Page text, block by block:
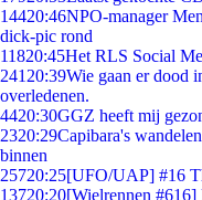
14420:46NPO-manager
dick-pic rond
11820:45Het RLS Social
241 20:39Wie gaan er dood
overledenen.
4420:30GGZ heeft mij
2320:29Capibara's
binnen
25720:25[UFO/UAP] #16
13720:20[Wielrennen #616]